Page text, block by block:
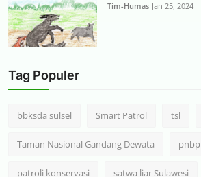
Tim-Humas Jan 25, 2024
Tag Populer
bbksda sulsel Smart Patrol tsl
Taman Nasional Gandang Dewata pnbp
patroli konservasi satwa liar Sulawesi